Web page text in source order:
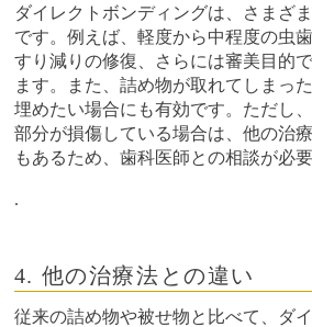
ダイレクトボンディングは、さまざ
です。例えば、軽度から中程度の虫
すり減りの修復、さらには審美目的
ます。また、詰め物が取れてしまっ
埋めたい場合にも有効です。ただし
部分が損傷している場合は、他の治
もあるため、歯科医師との相談が必要
.
4. 他の治療法との違い
従来の詰め物や被せ物と比べて、ダ